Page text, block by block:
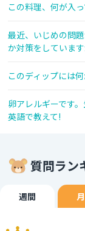
この料理、何が入
最近、いじめの問
か対策をしていま
このディップには
卵アレルギーです
英語で教えて!
質問ラン
週間